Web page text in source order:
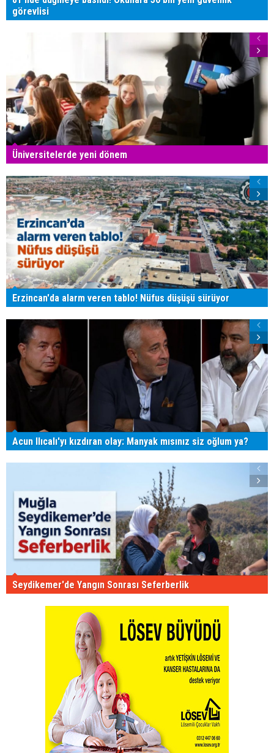
görevlisi
Üniversitelerde yeni dönem
Erzincan'da alarm veren tablo! Nüfus düşüşü sürüyor
Acun Ilıcalı'yı kızdıran olay: Manyak mısınız siz oğlum ya?
Seydikemer'de Yangın Sonrası Seferberlik